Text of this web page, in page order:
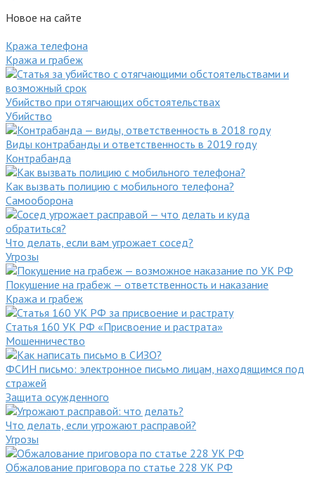
Новое на сайте
Кража телефона
Кража и грабеж
Убийство при отягчающих обстоятельствах
Убийство
Виды контрабанды и ответственность в 2019 году
Контрабанда
Как вызвать полицию с мобильного телефона?
Самооборона
Что делать, если вам угрожает сосед?
Угрозы
Покушение на грабеж — ответственность и наказание
Кража и грабеж
Статья 160 УК РФ «Присвоение и растрата»
Мошенничество
ФСИН письмо: электронное письмо лицам, находящимся под
стражей
Защита осужденного
Что делать, если угрожают расправой?
Угрозы
Обжалование приговора по статье 228 УК РФ